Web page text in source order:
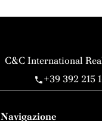
C&C International
+39 392 215
Navigazione